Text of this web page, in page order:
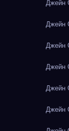
Джейн
Джейн
Джейн
Джейн
Джейн
Джейн